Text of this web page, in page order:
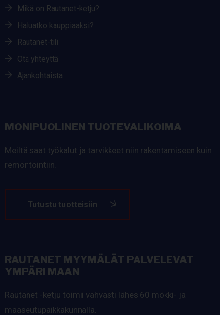
Mikä on Rautanet-ketju?
Haluatko kauppiaaksi?
Rautanet-tili
Ota yhteyttä
Ajankohtaista
MONIPUOLINEN TUOTEVALIKOIMA
Meiltä saat työkalut ja tarvikkeet niin rakentamiseen kuin
remontointiin.
Tutustu tuotteisiin
RAUTANET MYYMÄLÄT PALVELEVAT
YMPÄRI MAAN
Rautanet -ketju toimii vahvasti lähes 60 mökki- ja
maaseutupaikkakunnalla.